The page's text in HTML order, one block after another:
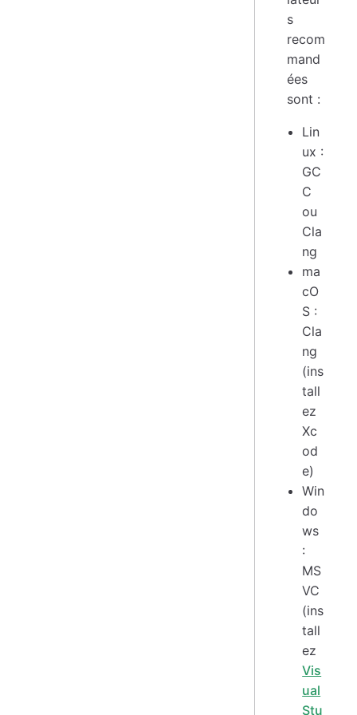
s
recom
mand
ées
sont :
Lin
ux :
GC
C
ou
Cla
ng
ma
cO
S :
Cla
ng
(ins
tall
ez
Xc
od
e)
Win
do
ws
:
MS
VC
(ins
tall
ez
Vis
ual
Stu